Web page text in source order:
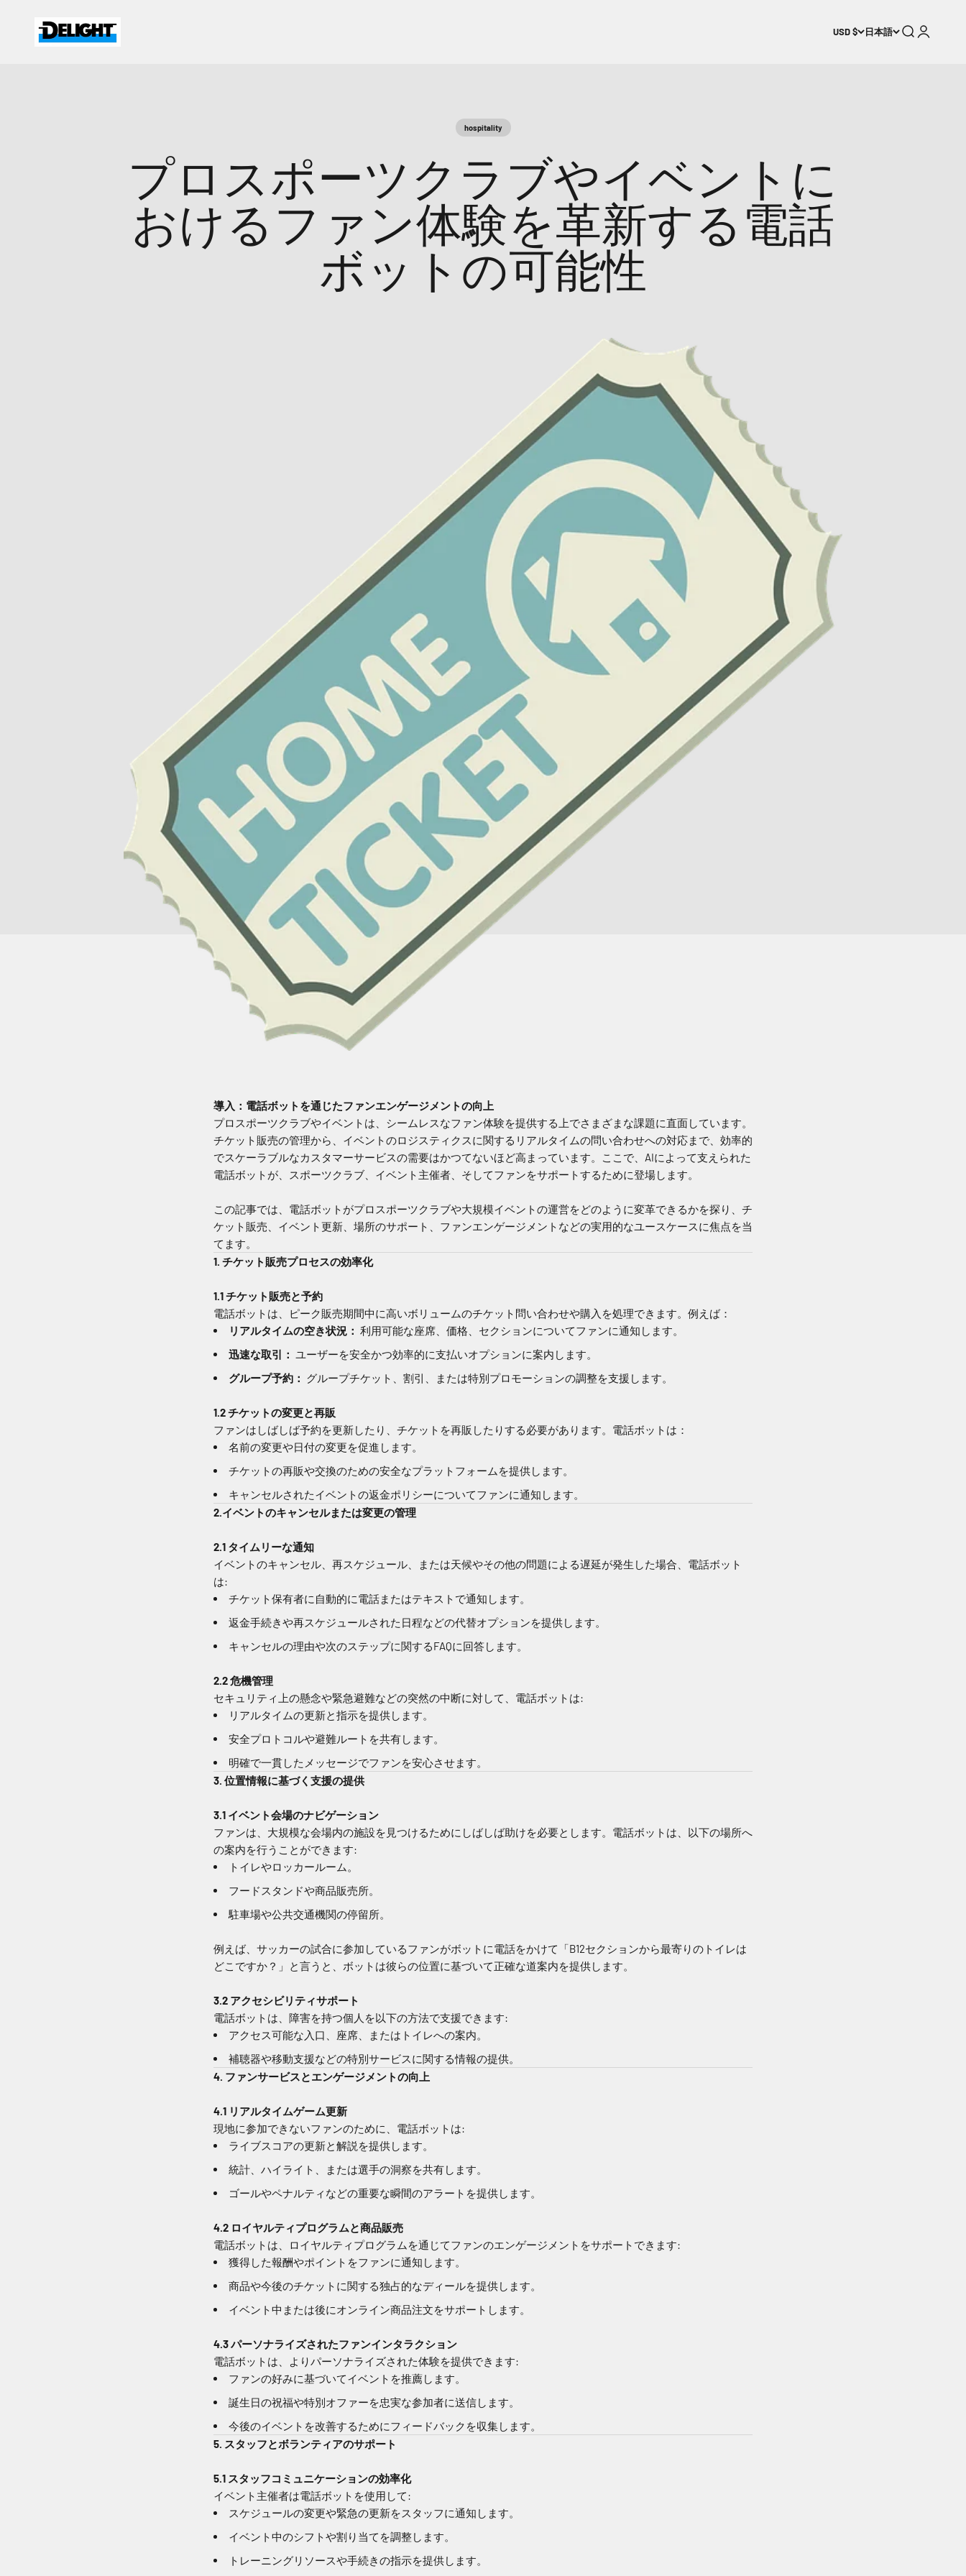
DELIGHT
USD $ 日本語 検索ログイン
hospitality
プロスポーツクラブやイベントに
おけるファン体験を革新する電話
ボットの可能性
導入：電話ボットを通じたファンエンゲージメントの向上
プロスポーツクラブやイベントは、シームレスなファン体験を提供する上でさまざまな課題に直面しています。
チケット販売の管理から、イベントのロジスティクスに関するリアルタイムの問い合わせへの対応まで、効率的
でスケーラブルなカスタマーサービスの需要はかつてないほど高まっています。ここで、AIによって支えられた
電話ボットが、スポーツクラブ、イベント主催者、そしてファンをサポートするために登場します。
この記事では、電話ボットがプロスポーツクラブや大規模イベントの運営をどのように変革できるかを探り、チ
ケット販売、イベント更新、場所のサポート、ファンエンゲージメントなどの実用的なユースケースに焦点を当
てます。
1. チケット販売プロセスの効率化
1.1 チケット販売と予約
電話ボットは、ピーク販売期間中に高いボリュームのチケット問い合わせや購入を処理できます。例えば：
リアルタイムの空き状況： 利用可能な座席、価格、セクションについてファンに通知します。
迅速な取引： ユーザーを安全かつ効率的に支払いオプションに案内します。
グループ予約： グループチケット、割引、または特別プロモーションの調整を支援します。
1.2 チケットの変更と再販
ファンはしばしば予約を更新したり、チケットを再販したりする必要があります。電話ボットは：
名前の変更や日付の変更を促進します。
チケットの再販や交換のための安全なプラットフォームを提供します。
キャンセルされたイベントの返金ポリシーについてファンに通知します。
2.イベントのキャンセルまたは変更の管理
2.1 タイムリーな通知
イベントのキャンセル、再スケジュール、または天候やその他の問題による遅延が発生した場合、電話ボット
は:
チケット保有者に自動的に電話またはテキストで通知します。
返金手続きや再スケジュールされた日程などの代替オプションを提供します。
キャンセルの理由や次のステップに関するFAQに回答します。
2.2 危機管理
セキュリティ上の懸念や緊急避難などの突然の中断に対して、電話ボットは:
リアルタイムの更新と指示を提供します。
安全プロトコルや避難ルートを共有します。
明確で一貫したメッセージでファンを安心させます。
3. 位置情報に基づく支援の提供
3.1 イベント会場のナビゲーション
ファンは、大規模な会場内の施設を見つけるためにしばしば助けを必要とします。電話ボットは、以下の場所へ
の案内を行うことができます:
トイレやロッカールーム。
フードスタンドや商品販売所。
駐車場や公共交通機関の停留所。
例えば、サッカーの試合に参加しているファンがボットに電話をかけて「B12セクションから最寄りのトイレは
どこですか？」と言うと、ボットは彼らの位置に基づいて正確な道案内を提供します。
3.2 アクセシビリティサポート
電話ボットは、障害を持つ個人を以下の方法で支援できます:
アクセス可能な入口、座席、またはトイレへの案内。
補聴器や移動支援などの特別サービスに関する情報の提供。
4. ファンサービスとエンゲージメントの向上
4.1 リアルタイムゲーム更新
現地に参加できないファンのために、電話ボットは:
ライブスコアの更新と解説を提供します。
統計、ハイライト、または選手の洞察を共有します。
ゴールやペナルティなどの重要な瞬間のアラートを提供します。
4.2 ロイヤルティプログラムと商品販売
電話ボットは、ロイヤルティプログラムを通じてファンのエンゲージメントをサポートできます:
獲得した報酬やポイントをファンに通知します。
商品や今後のチケットに関する独占的なディールを提供します。
イベント中または後にオンライン商品注文をサポートします。
4.3 パーソナライズされたファンインタラクション
電話ボットは、よりパーソナライズされた体験を提供できます:
ファンの好みに基づいてイベントを推薦します。
誕生日の祝福や特別オファーを忠実な参加者に送信します。
今後のイベントを改善するためにフィードバックを収集します。
5. スタッフとボランティアのサポート
5.1 スタッフコミュニケーションの効率化
イベント主催者は電話ボットを使用して:
スケジュールの変更や緊急の更新をスタッフに通知します。
イベント中のシフトや割り当てを調整します。
トレーニングリソースや手続きの指示を提供します。